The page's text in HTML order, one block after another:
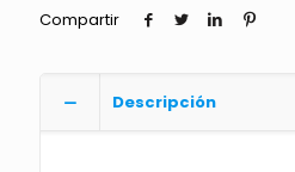
Compartir
Descripción